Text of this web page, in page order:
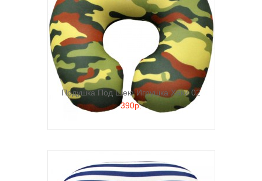
Подушка Под Шею Игрушка Хаки 02
390р.